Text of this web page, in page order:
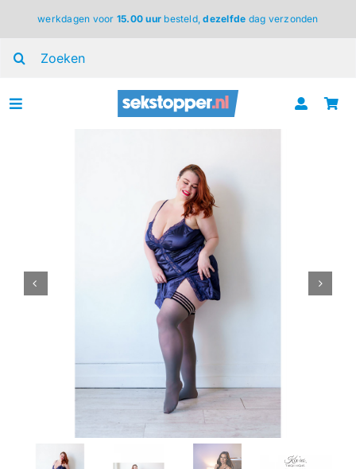
inhoud
werkdagen voor 15.00 uur besteld,dezelfde dag verzonden
Toggle
drogisterij